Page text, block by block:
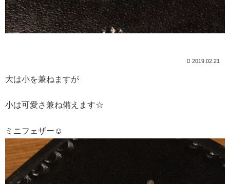
2019.02.21
大は小を兼ねますが
小は可愛さ兼ね備えます☆
ミニフェザー☺︎